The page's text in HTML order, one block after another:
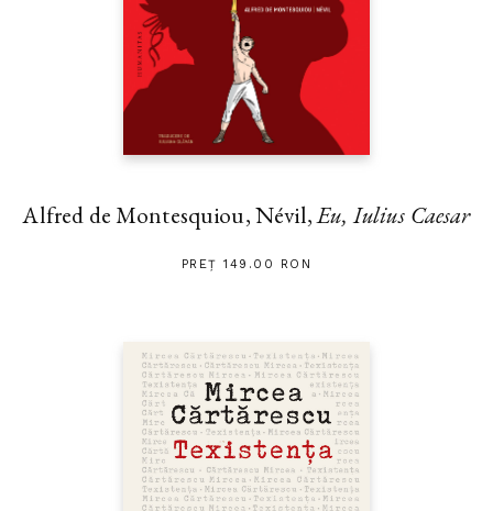
Alfred de Montesquiou, Névil,Eu, Iulius Caesar
PREȚ 149.00 RON